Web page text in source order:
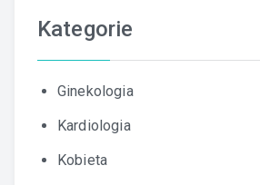
Kategorie
Ginekologia
Kardiologia
Kobieta